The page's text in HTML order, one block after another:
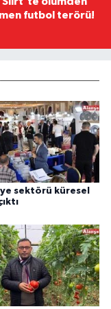
futbol terörü!
sektörü küresel